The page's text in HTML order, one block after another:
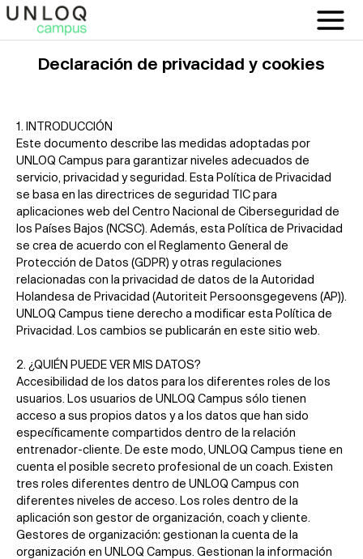
Declaración de privacidad y cookies
1. INTRODUCCIÓN
Este documento describe las medidas adoptadas por
UNLOQ Campus para garantizar niveles adecuados de
servicio, privacidad y seguridad. Esta Política de Privacidad
se basa en las directrices de seguridad TIC para
aplicaciones web del Centro Nacional de Ciberseguridad de
los Países Bajos (NCSC). Además, esta Política de Privacidad
se crea de acuerdo con el Reglamento General de
Protección de Datos (GDPR) y otras regulaciones
relacionadas con la privacidad de datos de la Autoridad
Holandesa de Privacidad (Autoriteit Persoonsgegevens (AP)).
UNLOQ Campus tiene derecho a modificar esta Política de
Privacidad. Los cambios se publicarán en este sitio web.
2. ¿QUIÉN PUEDE VER MIS DATOS?
Accesibilidad de los datos para los diferentes roles de los
usuarios. Los usuarios de UNLOQ Campus sólo tienen
acceso a sus propios datos y a los datos que han sido
específicamente compartidos dentro de la relación
entrenador-cliente. De este modo, UNLOQ Campus tiene en
cuenta el posible secreto profesional de un coach. Existen
tres roles diferentes dentro de UNLOQ Campus con
diferentes niveles de acceso. Los roles dentro de la
aplicación son gestor de organización, coach y cliente.
Gestores de organización: gestionan la cuenta de la
organización en UNLOQ Campus. Gestionan la información